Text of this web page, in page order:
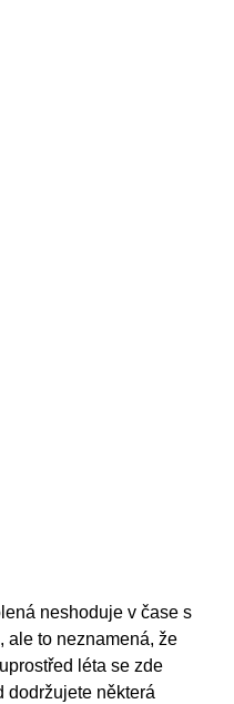
neshoduje v čase s
ale to neznamená, že
léta se zde
dodržujete některá